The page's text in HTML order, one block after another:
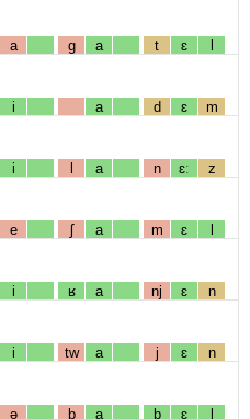
a g a t ɛ l
i a d ɛ m
i l a n ɛː z
e ʃ a m ɛ l
i ʁ a nj ɛ n
i tw a j ɛ n
ə b a b ɛ l